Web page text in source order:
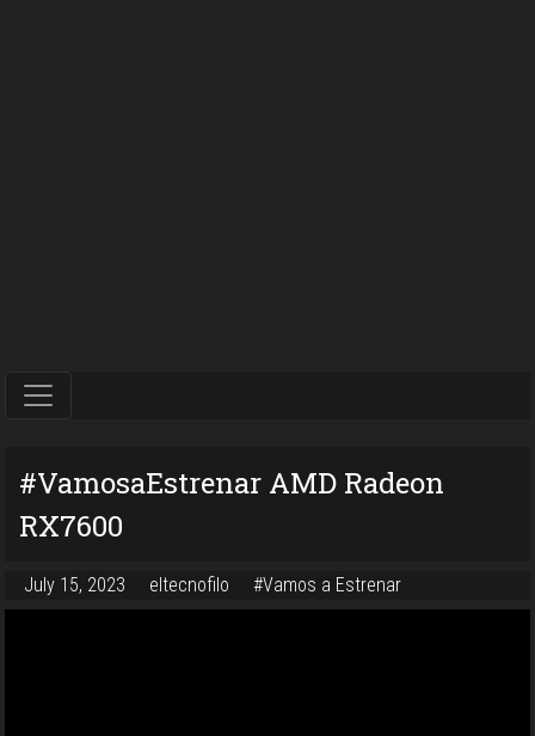
#VamosaEstrenar AMD Radeon
RX7600
July 15, 2023 eltecnofilo #Vamos a Estrenar